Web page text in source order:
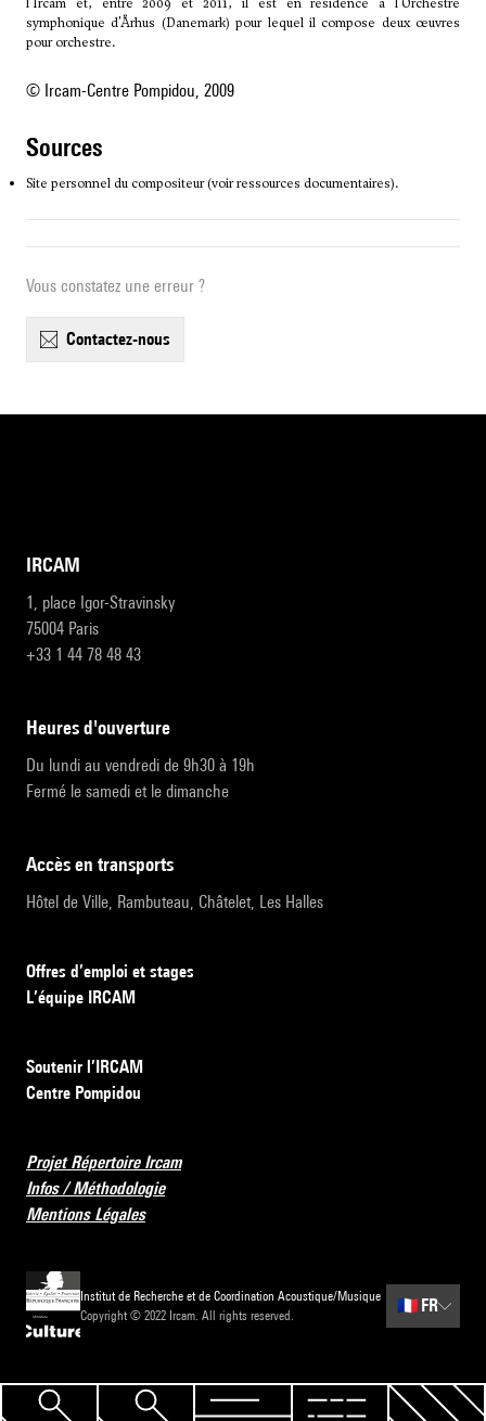
symphonique d'Århus (Danemark) pour lequel il compose deux œuvres
pour orchestre.
© Ircam-Centre Pompidou, 2009
sources
Site personnel du compositeur (voir ressources documentaires).
Vous constatez une erreur ?
contactez-nous
IRCAM
1, place Igor-Stravinsky
75004 Paris
+33 1 44 78 48 43
heures d'ouverture
Du lundi au vendredi de 9h30 à 19h
Fermé le samedi et le dimanche
accès en transports
Hôtel de Ville, Rambuteau, Châtelet, Les Halles
Offres d’emploi et stages
L’équipe IRCAM
Soutenir l’IRCAM
Centre Pompidou
Projet Répertoire Ircam
Infos / Méthodologie
Mentions Légales
Institut de Recherche et de Coordination Acoustique/Musique
Copyright © 2022 Ircam. All rights reserved.
🇫🇷 FR